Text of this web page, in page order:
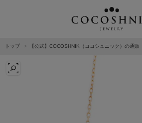
PIERCED EARRINGS
トップ 【公式】COCOSHNIK（ココシュニック）の通販